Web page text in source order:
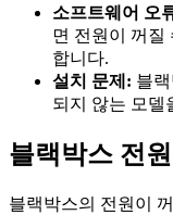
소프트웨어 오
면 전원이 꺼질
합니다.
설치 문제: 블
되지 않는 모델
블랙박스 전
블랙박스의 전원이